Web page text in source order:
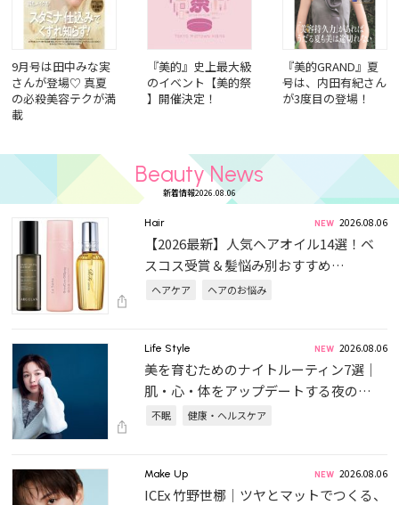
9月号は田中みな実
さんが登場♡ 真夏
の必殺美容テクが満
載
『美的』史上最大級
のイベント【美的祭
】開催決定！
『美的GRAND』夏
号は、内田有紀さん
が3度目の登場！
Beauty News
新着情報2026.08.06
Hair 2026.08.06
【2026最新】人気ヘアオイル14選！ベ
スコス受賞＆髪悩み別おすすめ…
ヘアケア ヘアのお悩み
Life Style 2026.08.06
美を育むためのナイトルーティン7選｜
肌・心・体をアップデートする夜の…
不眠 健康・ヘルスケア
Make Up 2026.08.06
ICEx 竹野世梛｜ツヤとマットでつくる、